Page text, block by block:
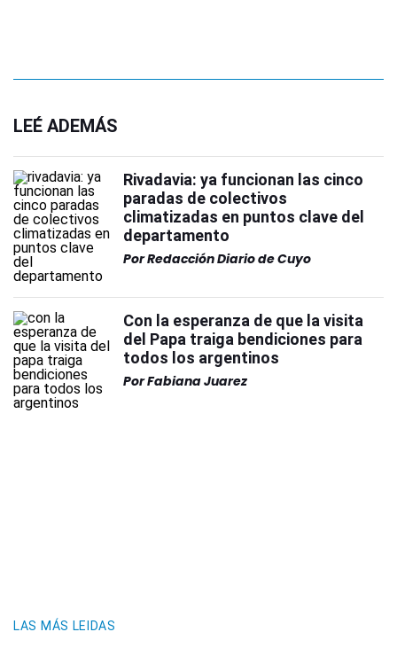
LEÉ ADEMÁS
Rivadavia: ya funcionan las cinco
paradas de colectivos
climatizadas en puntos clave del
departamento
PorRedacción Diario de Cuyo
Con la esperanza de que la visita
del Papa traiga bendiciones para
todos los argentinos
PorFabiana Juarez
LAS MÁS LEIDAS